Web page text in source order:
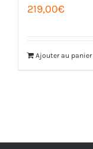
219,00€
Ajouter au panier